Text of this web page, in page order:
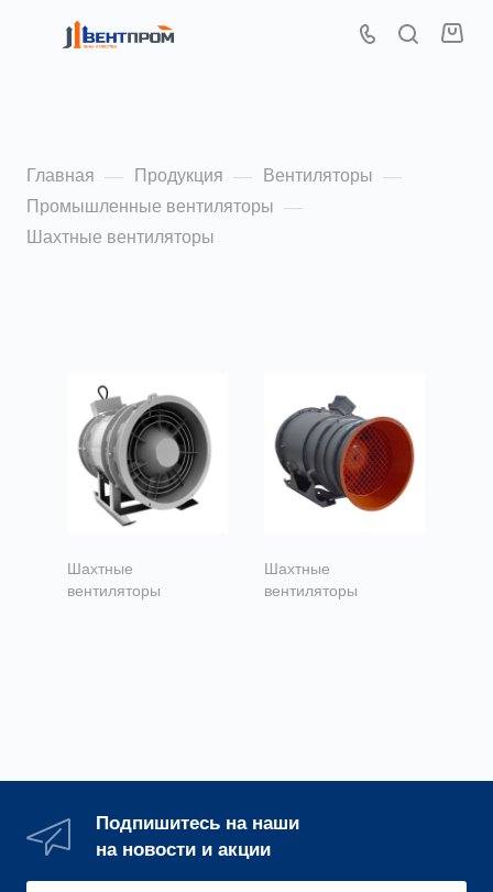
Главная — Продукция — Вентиляторы —
Промышленные вентиляторы —
Шахтные вентиляторы
Шахтные
вентиляторы
Шахтные
вентиляторы
Подпишитесь на наши
на новости и акции